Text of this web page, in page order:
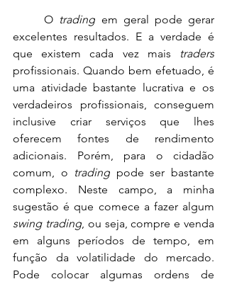
O trading em geral pode gerar
excelentes resultados. E a verdade é
que existem cada vez mais
traders
profissionais. Quando bem efetuado, é
uma atividade bastante lucrativa e os
verdadeiros profissionais, conseguem
inclusive criar serviços que lhes
oferecem fontes de rendimento
adicionais. Porém, para o cidadão
comum, o trading pode ser bastante
complexo. Neste campo, a minha
swing trading, ou seja, compre e venda
em alguns períodos de tempo, em
função da volatilidade do mercado.
Pode colocar algumas ordens de